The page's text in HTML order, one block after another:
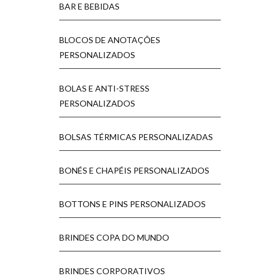
BAR E BEBIDAS
BLOCOS DE ANOTAÇÕES
PERSONALIZADOS
BOLAS E ANTI-STRESS
PERSONALIZADOS
BOLSAS TÉRMICAS PERSONALIZADAS
BONÉS E CHAPÉIS PERSONALIZADOS
BOTTONS E PINS PERSONALIZADOS
BRINDES COPA DO MUNDO
BRINDES CORPORATIVOS